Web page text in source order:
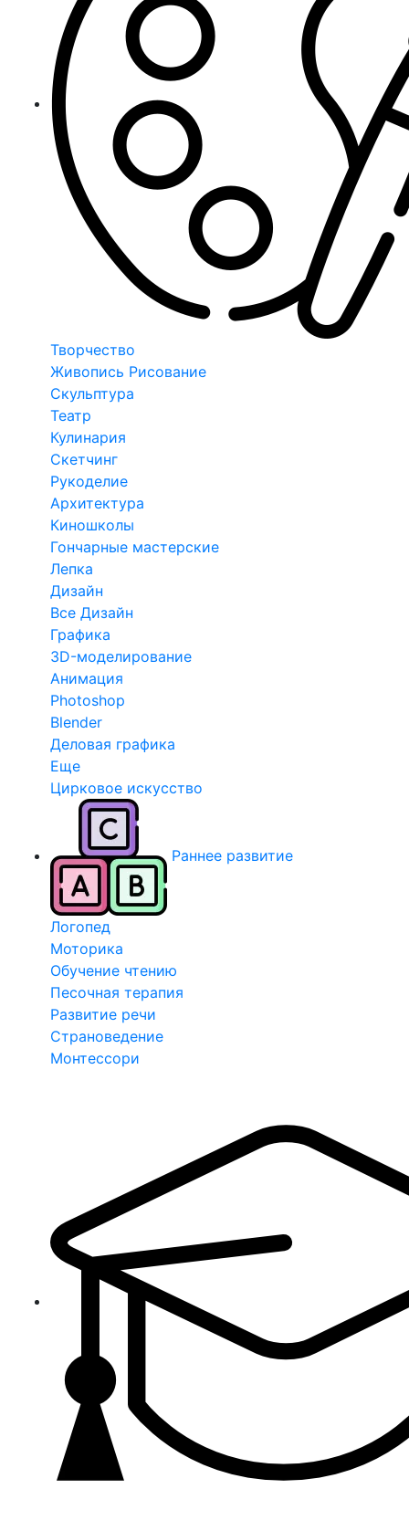
Творчество
Живопись Рисование
Скульптура
Театр
Кулинария
Скетчинг
Рукоделие
Архитектура
Киношколы
Гончарные мастерские
Лепка
Дизайн
Все Дизайн
Графика
3D-моделирование
Анимация
Photoshop
Blender
Деловая графика
Еще
Цирковое искусство
Раннее развитие
Логопед
Моторика
Обучение чтению
Песочная терапия
Развитие речи
Страноведение
Монтессори